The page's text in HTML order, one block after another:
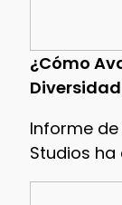
¿Cómo
Informe de
Studios